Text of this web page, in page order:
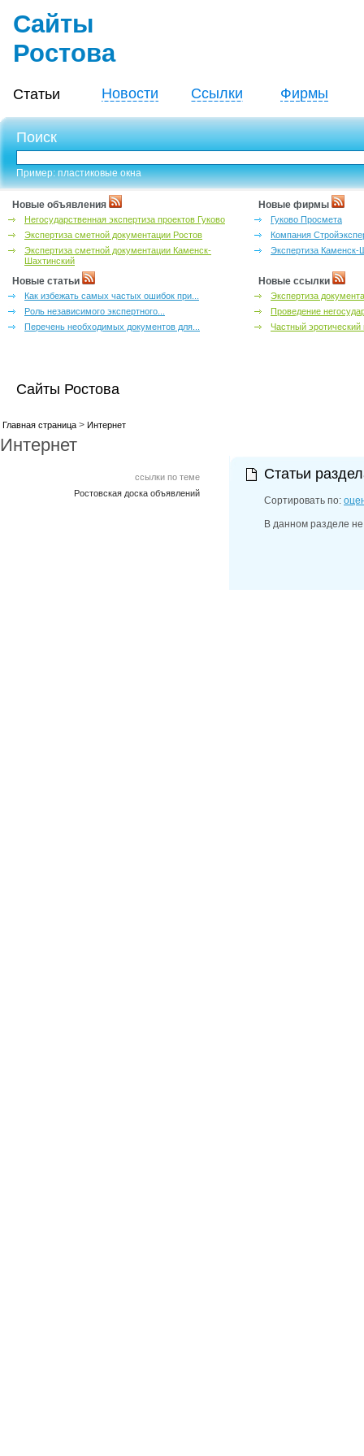
Сайты
Ростова
Статьи Новости Ссылки Фирмы
Поиск
Пример: пластиковые окна
Новые объявления
Негосударственная экспертиза проектов Гуково
Экспертиза сметной документации Ростов
Экспертиза сметной документации Каменск-
Шахтинский
Новые фирмы
Гуково Просмета
Компания
Экспертиза Каменск-
Новые статьи
Как избежать самых частых ошибок при...
Роль независимого экспертного...
Перечень необходимых документов для...
Новые ссылки
Экспертиза
Проведение
Частный
Сайты Ростова
Главная страница > Интернет
Интернет
ссылки по теме
Ростовская доска объявлений
Статьи
Сортировать по:
В данном разделе